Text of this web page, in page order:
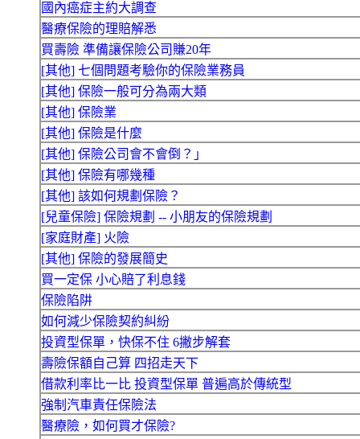
國內癌症主約大調查
醫療保險的理賠解悉
買壽險 準備讓保險公司賺20年
[其他] 七個問題考驗你的保險業務員
[其他] 保險一般可分為兩大類
[其他] 保險業
[其他] 保險是什麼
[其他] 保險公司會不會倒？」
[其他] 保險有哪幾種
[其他] 該如何規劃保險？
[兒童保險] 保險規劃 -- 小朋友的保險規劃
[家庭財產] 火險
[其他] 保險的發展簡史
買一定保 小心賠了利息錢
保險陷阱
如何減少保險契約糾紛
投資型保單，快保不住 6撇步解套
壽險保額自己算 四招走天下
借款利率比一比 投資型保單 普遍高於傳統型
強制汽車責任保險法
醫療險，如何買才保險?